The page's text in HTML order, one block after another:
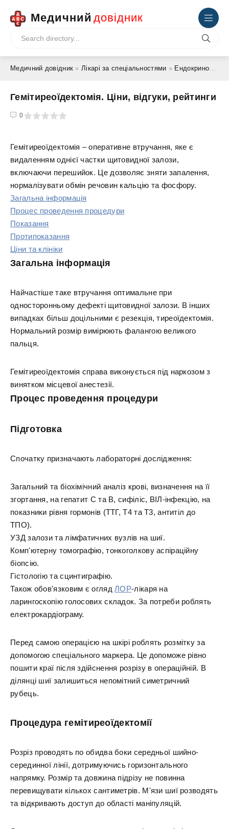
Медичний довідник
Медичний довідник »Лікарі за спеціальностями » Ендокринолог
Гемітиреоїдектомія. Ціни, відгуки, рейтинги
0
5
Гемітиреоїдектомія – оперативне втручання, яке є
видаленням однієї частки щитовидної залози,
включаючи перешийок. Це дозволяє зняти запалення,
нормалізувати обмін речовин кальцію та фосфору.
Загальна інформація
Процес проведення процедури
Показання
Протипоказання
Ціни та клініки
Загальна інформація
Найчастіше таке втручання оптимальне при
односторонньому дефекті щитовидної залози. В інших
випадках більш доцільними є резекція, тиреоїдектомія.
Нормальний розмір вимірюють фалангою великого
пальця.
Гемітиреоїдектомія справа виконується під наркозом з
винятком місцевої анестезії.
Процес проведення процедури
Підготовка
Спочатку призначають лабораторні дослідження:
Загальний та біохімічний аналіз крові, визначення на її
згортання, на гепатит С та В, сифіліс, ВІЛ-інфекцію, на
показники рівня гормонів (ТТГ, Т4 та Т3, антитіл до
ТПО).
УЗД залози та лімфатичних вузлів на шиї.
Комп'ютерну томографію, тонкоголкову аспіраційну
біопсію.
Гістологію та сцинтиграфію.
Також обов'язковим є оглядЛОР-лікаря на
ларингоскопію голосових складок. За потреби роблять
електрокардіограму.
Перед самою операцією на шкірі роблять розмітку за
допомогою спеціального маркера. Це допоможе рівно
пошити краї після здійснення розрізу в операційній. В
ділянці шиї залишиться непомітний симетричний
рубець.
Процедура гемітиреоїдектомії
Розріз проводять по обидва боки середньої шийно-
серединної лінії, дотримуючись горизонтального
напрямку. Розмір та довжина підрізу не повинна
перевищувати кількох сантиметрів. М'язи шиї розводять
та відкривають доступ до області маніпуляцій.